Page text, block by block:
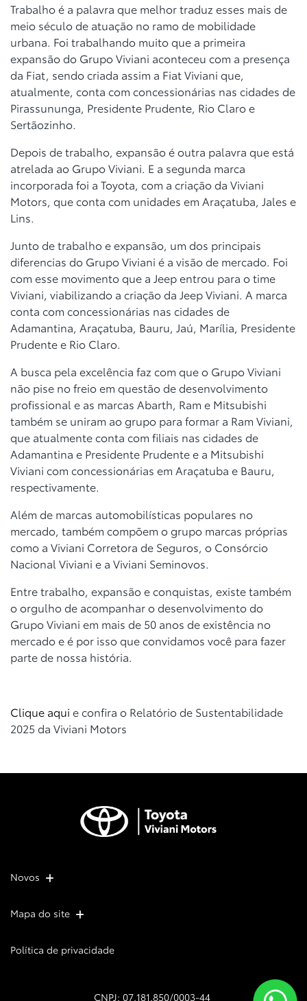
Trabalho é a palavra que melhor traduz esses mais de
meio século de atuação no ramo de mobilidade
urbana. Foi trabalhando muito que a primeira
expansão do Grupo Viviani aconteceu com a presença
da Fiat, sendo criada assim a Fiat Viviani que,
atualmente, conta com concessionárias nas cidades de
Pirassununga, Presidente Prudente, Rio Claro e
Sertãozinho.
Depois de trabalho, expansão é outra palavra que está
atrelada ao Grupo Viviani. E a segunda marca
incorporada foi a Toyota, com a criação da Viviani
Motors, que conta com unidades em Araçatuba, Jales e
Lins.
Junto de trabalho e expansão, um dos principais
diferencias do Grupo Viviani é a visão de mercado. Foi
com esse movimento que a Jeep entrou para o time
Viviani, viabilizando a criação da Jeep Viviani. A marca
conta com concessionárias nas cidades de
Adamantina, Araçatuba, Bauru, Jaú, Marília, Presidente
Prudente e Rio Claro.
A busca pela excelência faz com que o Grupo Viviani
não pise no freio em questão de desenvolvimento
profissional e as marcas Abarth, Ram e Mitsubishi
também se uniram ao grupo para formar a Ram Viviani,
que atualmente conta com filiais nas cidades de
Adamantina e Presidente Prudente e a Mitsubishi
Viviani com concessionárias em Araçatuba e Bauru,
respectivamente.
Além de marcas automobilísticas populares no
mercado, também compõem o grupo marcas próprias
como a Viviani Corretora de Seguros, o Consórcio
Nacional Viviani e a Viviani Seminovos.
Entre trabalho, expansão e conquistas, existe também
o orgulho de acompanhar o desenvolvimento do
Grupo Viviani em mais de 50 anos de existência no
mercado e é por isso que convidamos você para fazer
parte de nossa história.
Clique aqui e confira o Relatório de Sustentabilidade
2025 da Viviani Motors
Novos
Mapa do site
Política de privacidade
CNPJ: 07.181.850/0003-44